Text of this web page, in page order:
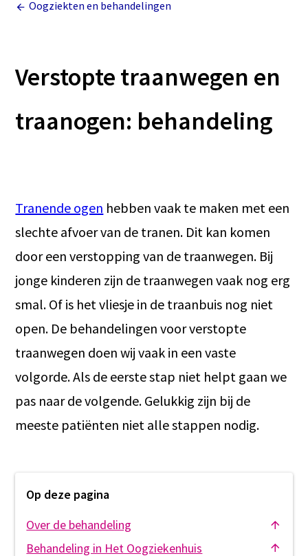
Oogziekten en behandelingen
Verstopte traanwegen en
traanogen: behandeling
Tranende ogen hebben vaak te maken met een
slechte afvoer van de tranen. Dit kan komen
door een verstopping van de traanwegen. Bij
jonge kinderen zijn de traanwegen vaak nog erg
smal. Of is het vliesje in de traanbuis nog niet
open. De behandelingen voor verstopte
traanwegen doen wij vaak in een vaste
volgorde. Als de eerste stap niet helpt gaan we
pas naar de volgende. Gelukkig zijn bij de
meeste patiënten niet alle stappen nodig.
Op deze pagina
Over de behandeling
Behandeling in Het Oogziekenhuis